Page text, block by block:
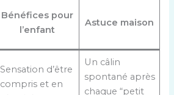
Bénéfices pour
l’enfant
Astuce maison
Sensation d’être
compris et en
Un câlin
spontané après
chaque “petit